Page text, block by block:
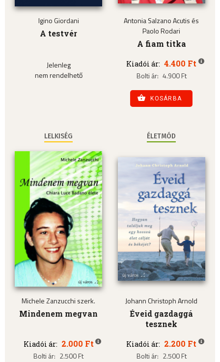
Igino Giordani
A testvér
Jelenleg
nem rendelhető
Antonia Salzano Acutis és
Paolo Rodari
A fiam titka
Kiadói ár: 4.400 Ft
Bolti ár: 4.900 Ft
KOSÁRBA
LELKISÉG
Michele Zanzucchi szerk.
Mindenem megvan
Kiadói ár: 2.000 Ft
Bolti ár: 2.500 Ft
ÉLETMÓD
Johann Christoph Arnold
Éveid gazdaggá
tesznek
Kiadói ár: 2.200 Ft
Bolti ár: 2.500 Ft